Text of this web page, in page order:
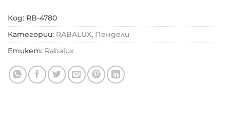
Код: RB-4780
Категории: RABALUX, Пендели
Етикет: Rabalux